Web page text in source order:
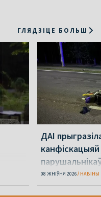
ГЛЯДЗІЦЕ БОЛЬШ
ДАІ
дронамі
08 ЖНІЎНЯ 2026 НАВІНЫ